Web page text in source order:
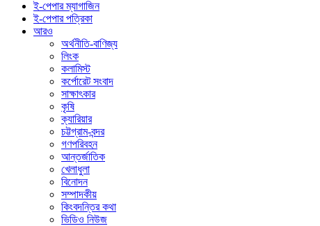
ই-পেপার ম্যাগাজিন
ই-পেপার পত্রিকা
আরও
অর্থনীতি-বাণিজ্য
লিংক
কলামিস্ট
কর্পোরেট সংবাদ
সাক্ষাৎকার
কৃষি
ক্যারিয়ার
চট্টগ্রাম-বন্দর
গণপরিবহন
আন্তর্জাতিক
খেলাধুলা
বিনোদন
সম্পাদকীয়
কিংবদন্তির কথা
ভিডিও নিউজ